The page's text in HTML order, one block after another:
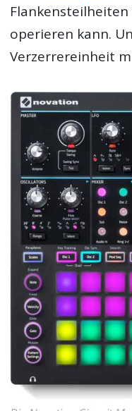
operieren kann.
Verzerrereinheit